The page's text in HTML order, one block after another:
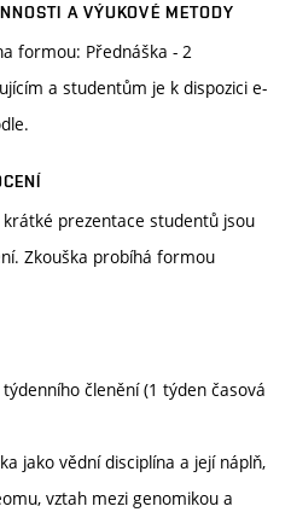
A VÝUKOVÉ METODY
formou: Přednáška - 2
a studentům je k dispozici e-
prezentace studentů jsou
Zkouška probíhá formou
členění (1 týden časová
jako vědní disciplína a její náplň,
vztah mezi genomikou a